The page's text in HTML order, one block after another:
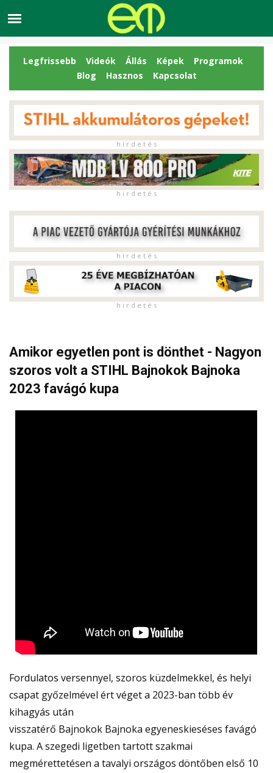
Legfrissebb Videók Állás Képek
Programok
Blog
Hasznos Kapcsolat
h i r d e t é s
h i r d e t é s
h i r d e t é s
h i r d e t é s
Amikor egyetlen pont is dönthet - Nagyon
szoros volt a STIHL Bajnokok Bajnoka
2023 favágó kupa
Fordulatos versennyel, szoros küzdelmekkel, és helyi
csapat győzelmével ért véget a 2023-ban több év
kihagyás után
visszatérő Bajnokok Bajnoka egyeneskieséses favágó
kupa. A szegedi ligetben tartott szakmai
megmérettetésen a tavalyi országos döntőben első 10